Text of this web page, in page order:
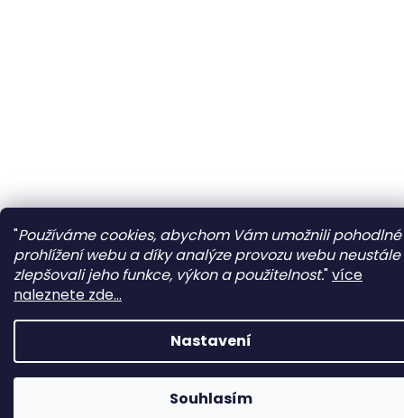
"Používáme cookies, abychom Vám umožnili pohodlné
prohlížení webu a díky analýze provozu webu neustále
zlepšovali jeho funkce, výkon a použitelnost."více
naleznete zde...
Nastavení
Souhlasím